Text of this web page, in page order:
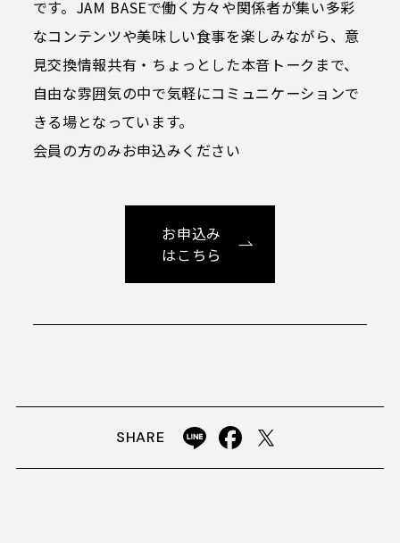
ガイドブック（英語）
フロアマップダウンロード
プライバシーポリシー
特定商取引法に基づく表記
です。JAM BASEで働く方々や関係者が集い多彩
なコンテンツや美味しい食事を楽しみながら、意
見交換情報共有・ちょっとした本音トークまで、
自由な雰囲気の中で気軽にコミュニケーションで
きる場となっています。
お申込み
はこちら
SHARE